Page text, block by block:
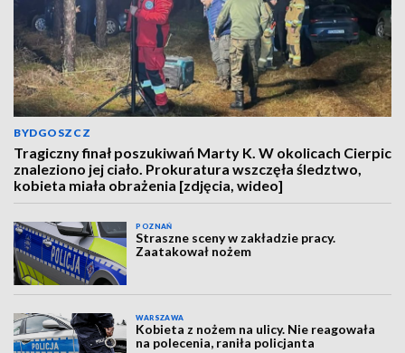
BYDGOSZCZ
Tragiczny finał poszukiwań Marty K. W okolicach Cierpic
znaleziono jej ciało. Prokuratura wszczęła śledztwo,
kobieta miała obrażenia [zdjęcia, wideo]
POZNAŃ
Straszne sceny w zakładzie pracy.
Zaatakował nożem
WARSZAWA
Kobieta z nożem na ulicy. Nie reagowała
na polecenia, raniła policjanta